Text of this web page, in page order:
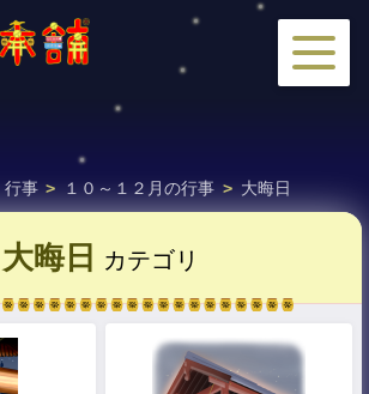
行事 > １０～１２月の行事 > 大晦日
大晦日 カテゴリ